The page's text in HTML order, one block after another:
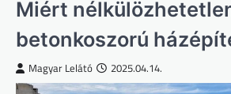
Miért
betonkoszorú
Magyar Lelátó 2025.04.14.